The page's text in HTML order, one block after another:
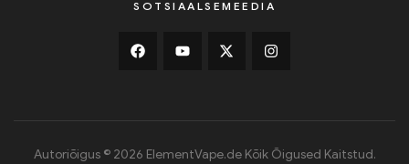
SOTSIAALSEMEEDIA
Autoriõigus © 2026 ElementVape.de Kõik Õigused Kaitstud.